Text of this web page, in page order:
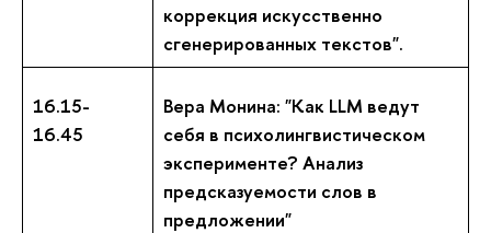
коррекция искусственно
сгенерированных текстов".
16.15-
16.45
Вера Монина: "Как LLM ведут
себя в психолингвистическом
эксперименте? Анализ
предсказуемости слов в
предложении"